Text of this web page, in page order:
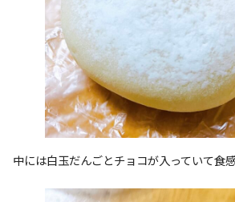
中には白玉だんごとチョコが入っていて食